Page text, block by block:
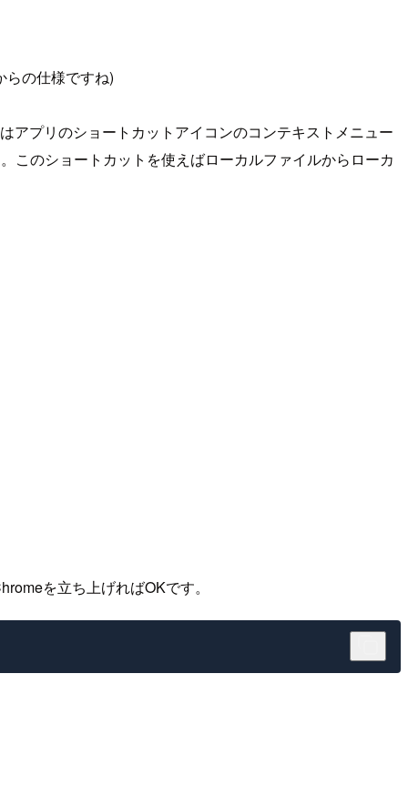
らの仕様ですね)
アプリのショートカットアイコンのコンテキストメニュー
このショートカットを使えばローカルファイルからローカ
を立ち上げればOKです。